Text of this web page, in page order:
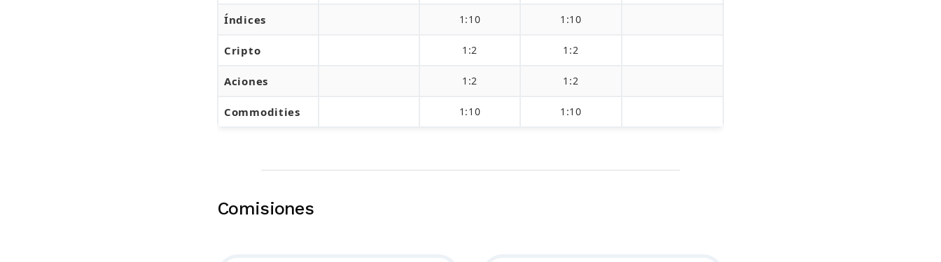
Índices 1:10 1:10
Cripto 1:2 1:2
Aciones 1:2 1:2
Commodities 1:10 1:10
Comisiones